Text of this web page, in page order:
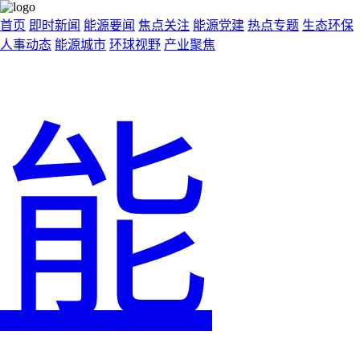
首页 即时新闻 能源要闻 焦点关注 能源党建 热点专题 生态环保
人事动态 能源城市 环球视野 产业聚焦
能